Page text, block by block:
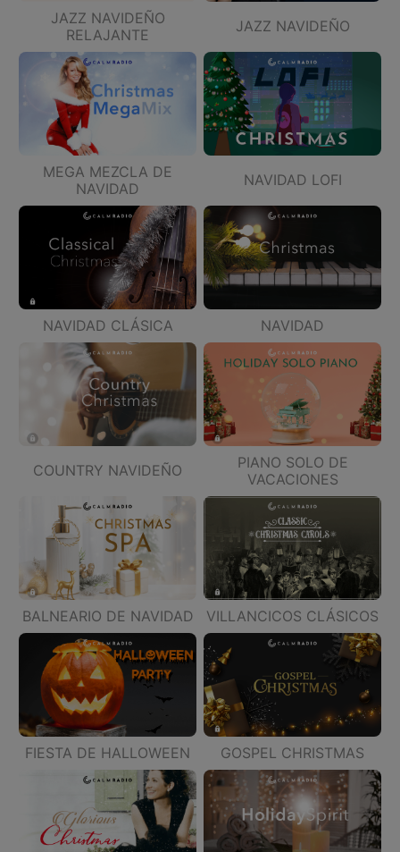
JAZZ NAVIDEÑO
RELAJANTE
JAZZ NAVIDEÑO
MEGA MEZCLA DE
NAVIDAD
NAVIDAD LOFI
NAVIDAD CLÁSICA NAVIDAD
COUNTRY NAVIDEÑO
PIANO SOLO DE
VACACIONES
BALNEARIO DE NAVIDAD VILLANCICOS CLÁSICOS
FIESTA DE HALLOWEEN GOSPEL CHRISTMAS